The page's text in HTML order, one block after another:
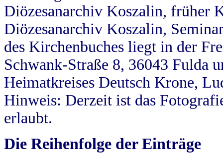
Diözesanarchiv Koszalin, früher
Diözesanarchiv Koszalin,
des Kirchenbuches liegt in der
Schwank-Straße 8, 36043 Fulda
Heimatkreises Deutsch Krone,
Hinweis: Derzeit ist das
erlaubt.
Die Reihenfolge der Einträge